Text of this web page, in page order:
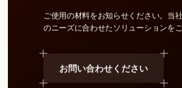
ご使用の材料をお知らせください。当
のニーズに合わせたソリューションを
お問い合わせください